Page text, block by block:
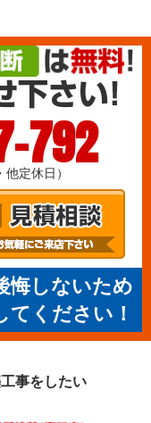
792
定休日）
悔しないため
てください！
事を したい